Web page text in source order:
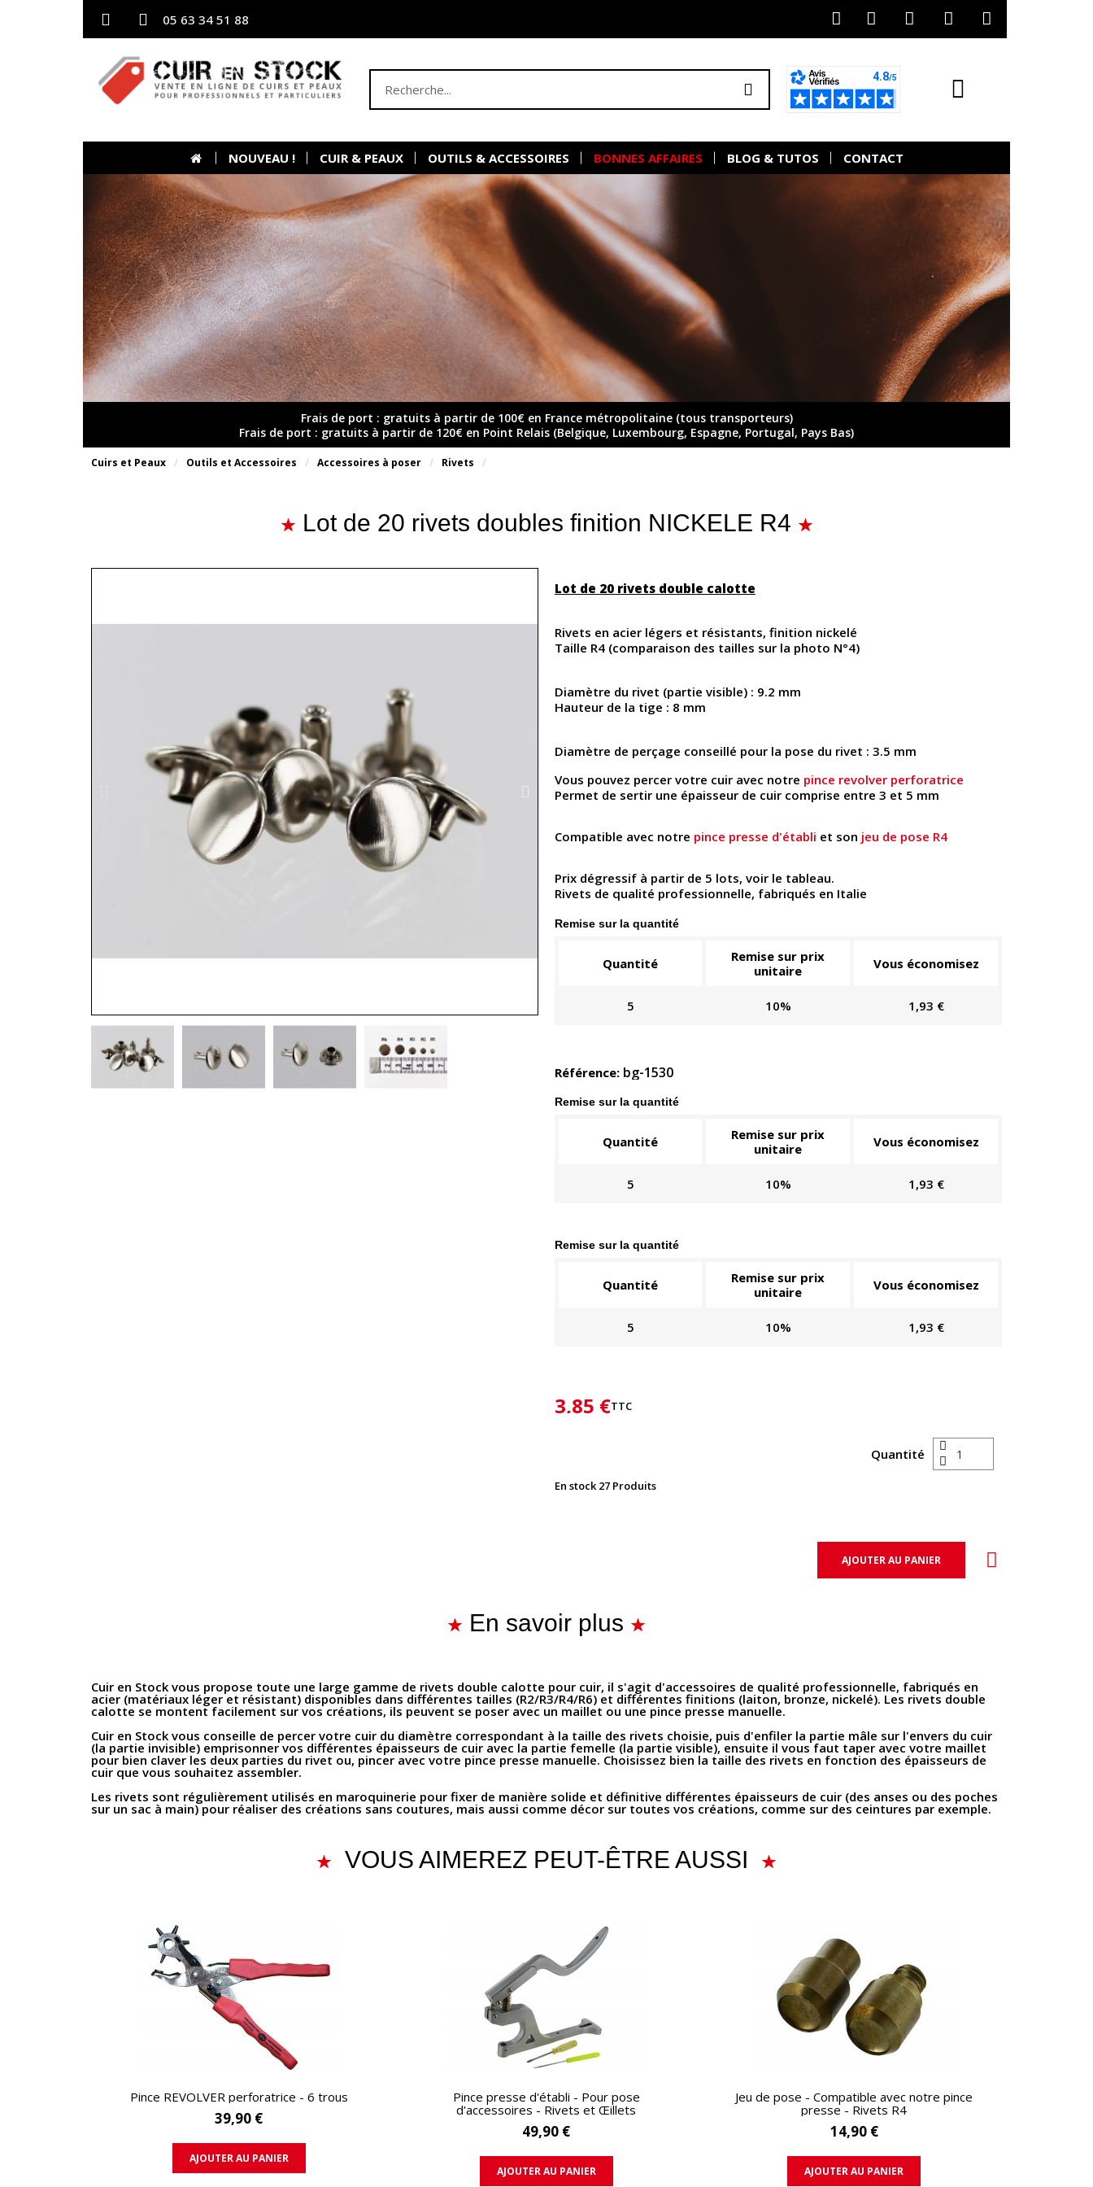
05 63 34 51 88
NOUVEAU ! CUIR & PEAUX OUTILS & ACCESSOIRES BONNES AFFAIRES BLOG & TUTOS CONTACT
Frais de port : gratuits à partir de 100€ en France métropolitaine (tous transporteurs)
Frais de port : gratuits à partir de 120€ en Point Relais (Belgique, Luxembourg, Espagne, Portugal, Pays Bas)
Cuirs et Peaux Outils et Accessoires Accessoires à poser Rivets
Lot de 20 rivets doubles finition NICKELE R4
Lot de 20 rivets double calotte
Rivets en acier légers et résistants, finition nickelé
Taille R4 (comparaison des tailles sur la photo N°4)
Diamètre du rivet (partie visible) : 9.2 mm
Hauteur de la tige : 8 mm
Diamètre de perçage conseillé pour la pose du rivet : 3.5 mm
Vous pouvez percer votre cuir avec notre pince revolver perforatrice
Permet de sertir une épaisseur de cuir comprise entre 3 et 5 mm
Compatible avec notre pince presse d'établi et son jeu de pose R4
Prix dégressif à partir de 5 lots, voir le tableau.
Rivets de qualité professionnelle, fabriqués en Italie
Remise sur la quantité
Quantité
Remise sur prix
unitaire
Vous économisez
5 10% 1,93 €
Référence bg-1530
Remise sur la quantité
Quantité
Remise sur prix
unitaire
Vous économisez
5 10% 1,93 €
Remise sur la quantité
Quantité
Remise sur prix
unitaire
Vous économisez
5 10% 1,93 €
3,85 €TTC
Quantité
En stock 27 Produits
AJOUTER AU PANIER
En savoir plus
Cuir en Stock vous propose toute une large gamme de rivets double calotte pour cuir, il s'agit d'accessoires de qualité professionnelle, fabriqués en
acier (matériaux léger et résistant) disponibles dans différentes tailles (R2/R3/R4/R6) et différentes finitions (laiton, bronze, nickelé). Les rivets double
calotte se montent facilement sur vos créations, ils peuvent se poser avec un maillet ou une pince presse manuelle.
Cuir en Stock vous conseille de percer votre cuir du diamètre correspondant à la taille des rivets choisie, puis d'enfiler la partie mâle sur l'envers du cuir
(la partie invisible) emprisonner vos différentes épaisseurs de cuir avec la partie femelle (la partie visible), ensuite il vous faut taper avec votre maillet
pour bien claver les deux parties du rivet ou, pincer avec votre pince presse manuelle. Choisissez bien la taille des rivets en fonction des épaisseurs de
cuir que vous souhaitez assembler.
Les rivets sont régulièrement utilisés en maroquinerie pour fixer de manière solide et définitive différentes épaisseurs de cuir (des anses ou des poches
sur un sac à main) pour réaliser des créations sans coutures, mais aussi comme décor sur toutes vos créations, comme sur des ceintures par exemple.
VOUS AIMEREZ PEUT-ÊTRE AUSSI
APERÇU RAPIDE
Pince REVOLVER perforatrice - 6 trous
39,90 €
AJOUTER AU PANIER
APERÇU RAPIDE
Pince presse d'établi - Pour pose
d'accessoires - Rivets et Œillets
49,90 €
AJOUTER AU PANIER
APERÇU RAPIDE
Jeu de pose - Compatible avec notre pince
presse - Rivets R4
14,90 €
AJOUTER AU PANIER